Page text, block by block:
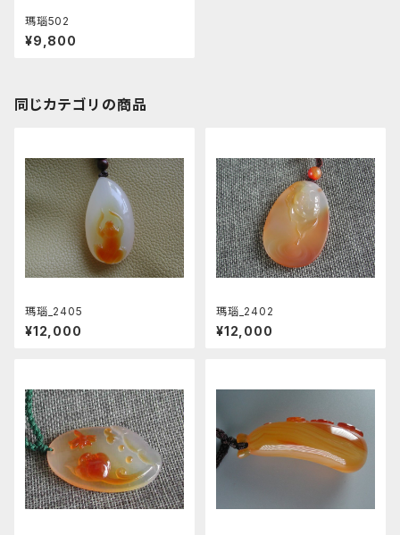
瑪瑙502
¥9,800
同じカテゴリの商品
瑪瑙_2405
¥12,000
瑪瑙_2402
¥12,000